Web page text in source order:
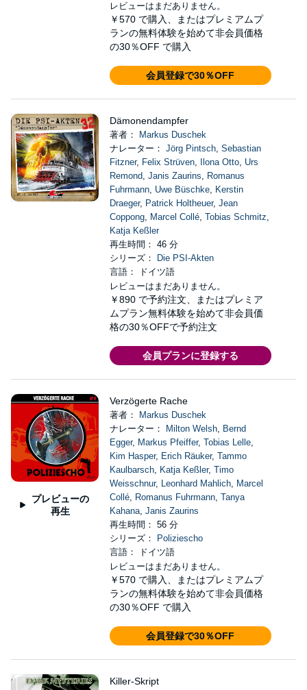
レビューはまだありません。
￥570 で購入、またはプレミアムプ
ランの無料体験を始めて非会員価格
の30％OFF で購入
会員登録で30％OFF
Dämonendampfer
著者：
Markus Duschek
ナレーター： Jörg Pintsch, Sebastian
Fitzner, Felix Strüven, Ilona Otto, Urs
Remond, Janis Zaurins, Romanus
Fuhrmann, Uwe Büschke, Kerstin
Draeger, Patrick Holtheuer, Jean
Coppong, Marcel Collé, Tobias Schmitz,
Katja Keßler
再生時間： 46 分
シリーズ：
Die PSI-Akten
言語： ドイツ語
レビューはまだありません。
￥890 で予約注文、またはプレミア
ムプラン無料体験を始めて非会員価
格の30％OFFで予約注文
会員プランに登録する
プレビューの
再生
Verzögerte Rache
著者：
Markus Duschek
ナレーター：
Milton Welsh, Bernd
Egger, Markus Pfeiffer, Tobias Lelle,
Kim Hasper, Erich Räuker, Tammo
Kaulbarsch, Katja Keßler, Timo
Weisschnur, Leonhard Mahlich, Marcel
Collé, Romanus Fuhrmann, Tanya
Kahana, Janis Zaurins
再生時間： 56 分
シリーズ：
Poliziescho
言語： ドイツ語
レビューはまだありません。
￥570 で購入、またはプレミアムプ
ランの無料体験を始めて非会員価格
の30％OFF で購入
会員登録で30％OFF
Killer-Skript